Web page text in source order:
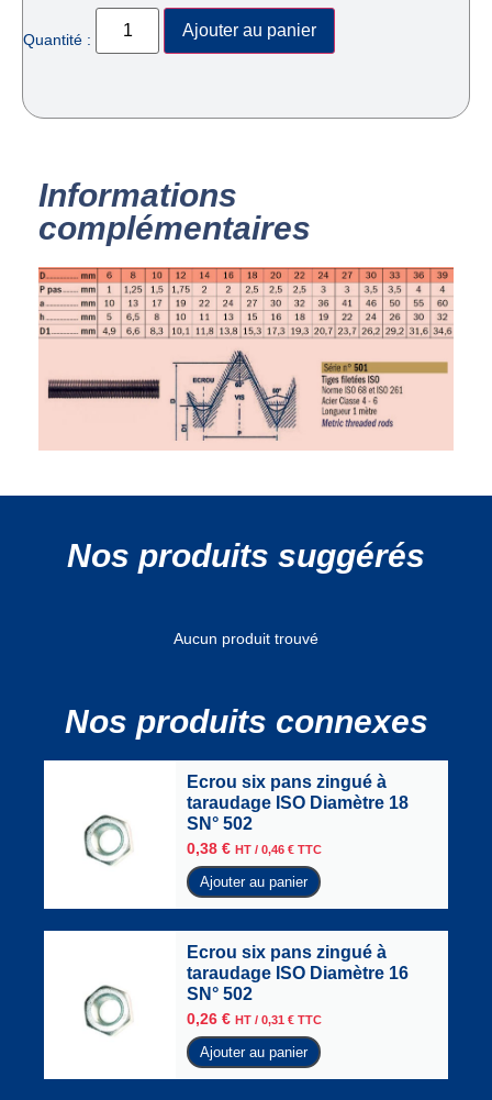
Quantité : Ajouter au panier
Informations
complémentaires
Nos produits suggérés
Aucun produit trouvé
Nos produits connexes
Ecrou six pans zingué à
taraudage ISO Diamètre 18
SN° 502
0,38 € HT / 0,46 € TTC
Ajouter au panier
Ecrou six pans zingué à
taraudage ISO Diamètre 16
SN° 502
0,26 € HT / 0,31 € TTC
Ajouter au panier